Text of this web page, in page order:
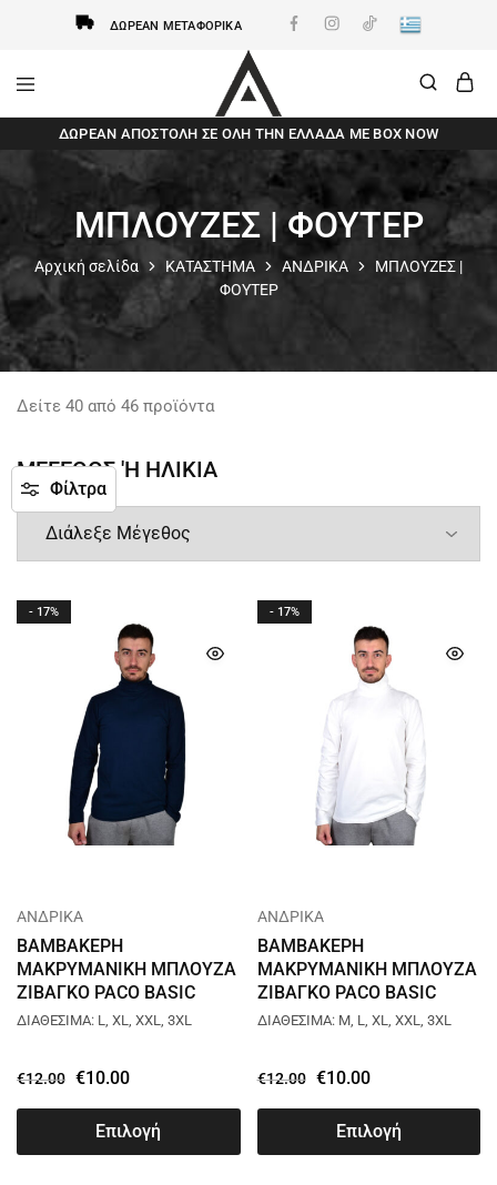
ΔΩΡΕΆΝ ΜΕΤΑΦΟΡΙΚΆ
AxidWear
Παιδικά
,
Γυναικεία
Ανδρικά
Axidwear
ΔΩΡΕΆΝ ΑΠΟΣΤΟΛΗ ΣΕ ΌΛΗ ΤΗΝ ΕΛΛΆΔΑ ΜΕ BOX NOW
Αρχική σελίδα ΚΑΤΑΣΤΗΜΑ ΑΝΔΡΙΚΑ
ΜΠΛΟΥΖΕΣ |
ΦΟΥΤΕΡ
ΜΠΛΟΥΖΕΣ | ΦΟΥΤΕΡ
Φίλτρα
Δείτε 40 από 46 προϊόντα
ΜΕΓΕΘΟΣ 'Η ΗΛΙΚΙΑ
- 17%
ΑΝΔΡΙΚΑ
ΒΑΜΒΑΚΕΡΗ
ΜΑΚΡΥΜΑΝΙΚΗ ΜΠΛΟΥΖΑ
ΖΙΒΑΓΚΟ PACO BASIC
TURTLNECK ΜΠΛΕ
ΔΙΑΘΕΣΙΜΑ: L, XL, XXL, 3XL
€12.00 €10.00
Επιλογή
- 17%
ΑΝΔΡΙΚΑ
ΒΑΜΒΑΚΕΡΗ
ΜΑΚΡΥΜΑΝΙΚΗ ΜΠΛΟΥΖΑ
ΖΙΒΑΓΚΟ PACO BASIC
TURTLNECK ΑΣΠΡΟ
ΔΙΑΘΕΣΙΜΑ: M, L, XL, XXL, 3XL
€12.00 €10.00
Επιλογή